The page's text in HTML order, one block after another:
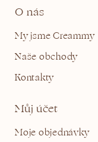
O nás
My jsme Creammy
Naše obchody
Kontakty
Můj účet
Moje objednávky